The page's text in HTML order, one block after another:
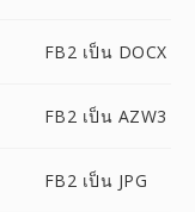
FB2 เป็น DOCX
FB2 เป็น AZW3
FB2 เป็น JPG